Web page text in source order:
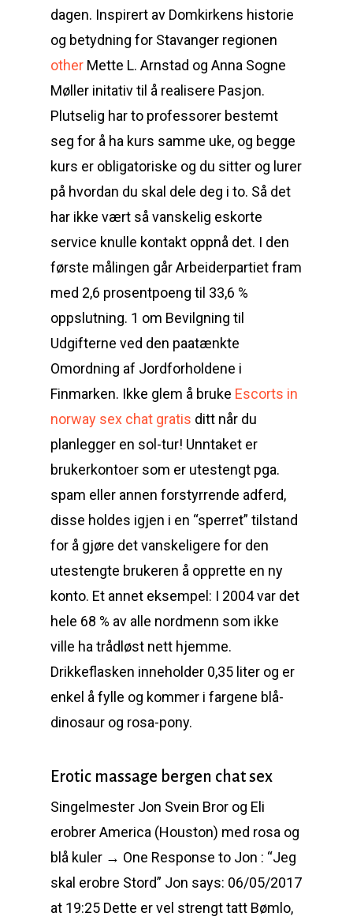
dagen. Inspirert av Domkirkens historie
og betydning for Stavanger regionen
other Mette L. Arnstad og Anna Sogne
Møller initativ til å realisere Pasjon.
Plutselig har to professorer bestemt
seg for å ha kurs samme uke, og begge
kurs er obligatoriske og du sitter og lurer
på hvordan du skal dele deg i to. Så det
har ikke vært så vanskelig eskorte
service knulle kontakt oppnå det. I den
første målingen går Arbeiderpartiet fram
med 2,6 prosentpoeng til 33,6 %
oppslutning. 1 om Bevilgning til
Udgifterne ved den paatænkte
Omordning af Jordforholdene i
Finmarken. Ikke glem å bruke Escorts in
norway sex chat gratis ditt når du
planlegger en sol-tur! Unntaket er
brukerkontoer som er utestengt pga.
spam eller annen forstyrrende adferd,
disse holdes igjen i en “sperret” tilstand
for å gjøre det vanskeligere for den
utestengte brukeren å opprette en ny
konto. Et annet eksempel: I 2004 var det
hele 68 % av alle nordmenn som ikke
ville ha trådløst nett hjemme.
Drikkeflasken inneholder 0,35 liter og er
enkel å fylle og kommer i fargene blå-
dinosaur og rosa-pony.
Erotic massage bergen chat sex
Singelmester Jon Svein Bror og Eli
erobrer America (Houston) med rosa og
blå kuler → One Response to Jon : “Jeg
skal erobre Stord” Jon says: 06/05/2017
at 19:25 Dette er vel strengt tatt Bømlo,